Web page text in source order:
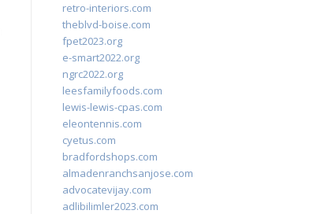
retro-interiors.com
theblvd-boise.com
fpet2023.org
e-smart2022.org
ngrc2022.org
leesfamilyfoods.com
lewis-lewis-cpas.com
eleontennis.com
cyetus.com
bradfordshops.com
almadenranchsanjose.com
advocatevijay.com
adlibilimler2023.com